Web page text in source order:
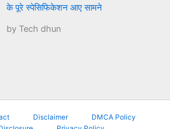
के पूरे स्पेसिफिकेशन आए सामने
by Tech dhun
Disclaimer
DMCA Policy